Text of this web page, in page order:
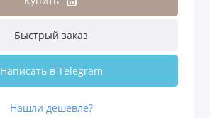
Быстрый заказ
Написать в Telegram
Нашли дешевле?